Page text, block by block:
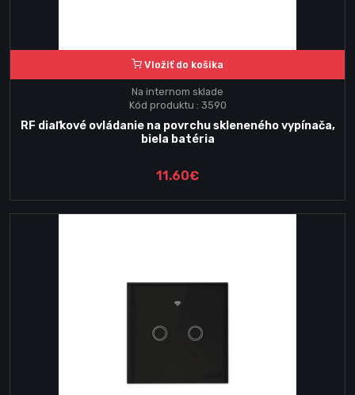
Vložiť do košika
Na internom sklade
Kód produktu : 3590
RF diaľkové ovládanie na povrchu skleneného vypínača,
biela batéria
11.60€